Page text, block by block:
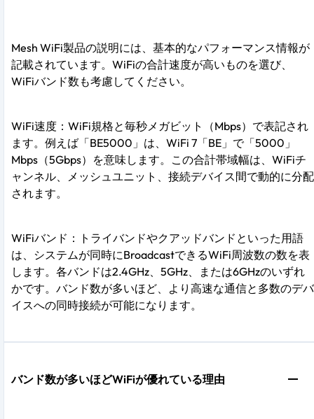
Mesh WiFi製品の説明には、基本的なパフォーマンス情報が
記載されています。WiFiの合計速度が高いものを選び、
WiFiバンド数も考慮してください。
WiFi速度：WiFi規格と毎秒メガビット（Mbps）で表記され
ます。例えば「BE5000」は、WiFi 7「BE」で「5000」
Mbps（5Gbps）を意味します。この合計帯域幅は、WiFiチ
ャンネル、メッシュユニット、接続デバイス間で動的に分配
されます。
WiFiバンド：トライバンドやクアッドバンドといった用語
は、システムが同時にBroadcastできるWiFi周波数の数を表
します。各バンドは2.4GHz、5GHz、または6GHzのいずれ
かです。バンド数が多いほど、より高速な通信と多数のデバ
イスへの同時接続が可能になります。
バンド数が多いほどWiFiが優れている理由